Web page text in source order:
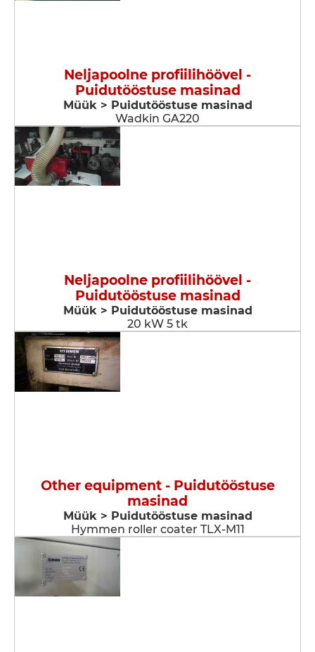
Neljapoolne profiilihöövel -
Puidutööstuse masinad
Müük > Puidutööstuse masinad
Wadkin GA220
Neljapoolne profiilihöövel -
Puidutööstuse masinad
Müük > Puidutööstuse masinad
20 kW 5 tk
Other equipment - Puidutööstuse
masinad
Müük > Puidutööstuse masinad
Hymmen roller coater TLX-M11